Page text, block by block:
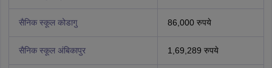
सैनिक स्कूल कोडागु 86,000 रुपये
सैनिक स्कूल अंबिकापुर 1,69,289 रुपये